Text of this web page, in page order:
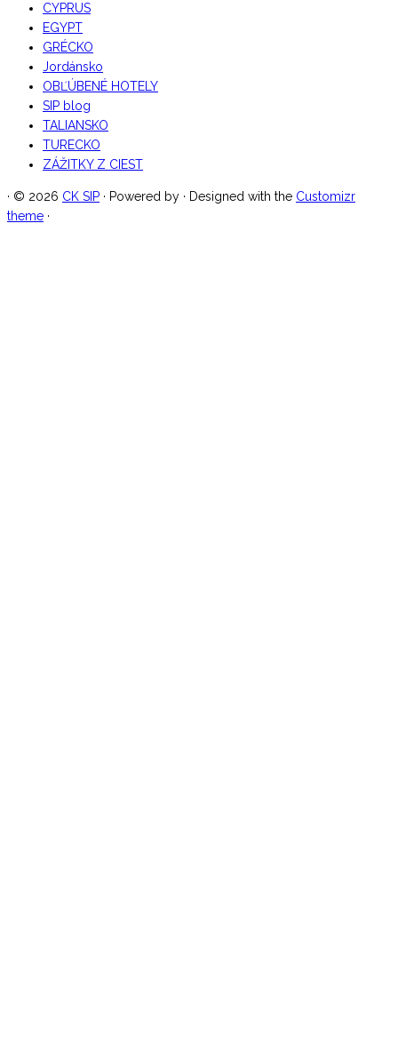
CYPRUS
EGYPT
GRÉCKO
Jordánsko
OBĽÚBENÉ HOTELY
SIP blog
TALIANSKO
TURECKO
ZÁŽITKY Z CIEST
· © 2026 CK SIP · Powered by · Designed with the Customizr
theme ·